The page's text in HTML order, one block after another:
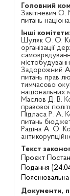
Головний
Завітневич О.
питань
Інші комітети:
Шуляк О. О.
організації
Задорожний А.
питань прав
тимчасово
національних
Маслов Д. В.
правової
Підласа Р. А.
питань
Радіна А. О.
Текст
Проєкт
Подання
Документи,